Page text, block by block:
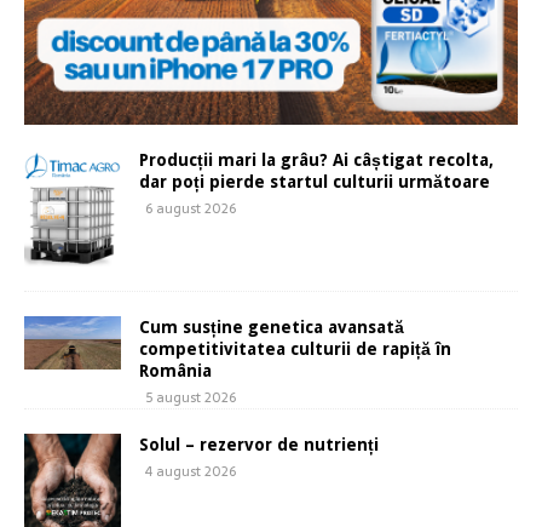
Producții mari la grâu? Ai câștigat recolta,
dar poți pierde startul culturii următoare
6 august 2026
Cum susține genetica avansată
competitivitatea culturii de rapiță în
România
5 august 2026
Solul – rezervor de nutrienți
4 august 2026